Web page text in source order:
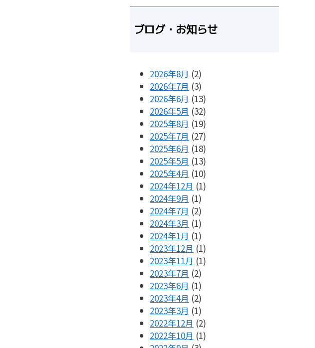
ブログ・お知らせ
2026年8月 (2)
2026年7月 (3)
2026年6月 (13)
2026年5月 (32)
2025年8月 (19)
2025年7月 (27)
2025年6月 (18)
2025年5月 (13)
2025年4月 (10)
2024年12月 (1)
2024年9月 (1)
2024年7月 (2)
2024年3月 (1)
2024年1月 (1)
2023年12月 (1)
2023年11月 (1)
2023年7月 (2)
2023年6月 (1)
2023年4月 (2)
2023年3月 (1)
2022年12月 (2)
2022年10月 (1)